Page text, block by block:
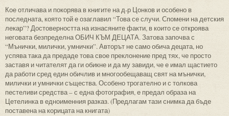
Кое отличава и покорява в книгите на д-р Цонков и особено в
последната, която той е озаглавил “Това се случи. Спомени на детския
лекар”? Достоверността на изнасяните факти, в които се откроява
неговата безпределна ОБИЧ КЪМ ДЕЦАТА. Затова започва с
“Мънички, милички, умнички”. Авторът не само обича децата, но
успява така да предаде това свое преклонение пред тях, че просто
заставя и читателят да ги обикне и да му завиди, че е имал щастието
да работи сред един обичлив и многообещаващ свят на мънички,
милички и умнички същества. Особено трогателно и с толкова
пестеливи средства – с една фотография, е предал образа на
Цетелинка в едноименния разказ. (Предлагам тази снимка да бъде
поставена на корицата на книгата)